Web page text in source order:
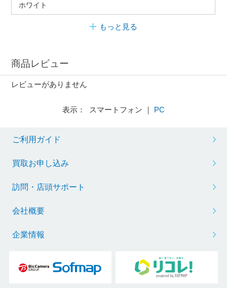
ホワイト
もっと見る
商品レビュー
レビューがありません
表示： スマートフォン ｜ PC
ご利用ガイド
買取お申し込み
訪問・店頭サポート
会社概要
企業情報